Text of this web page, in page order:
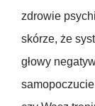
zdrowie
skórze, że
głowy